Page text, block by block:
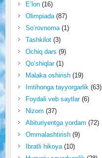
E’lon(16)
Olimpiada(87)
So‘rovnoma(1)
Tashkilot(3)
Ochiq dars (9)
Qo‘shiqlar(1)
Malaka oshirish(19)
Imtihonga tayyorgarlik(63)
Foydali veb saytlar(6)
Nizom (37)
Abituriyentga yordam (72)
Ommalashtirish(9)
Ibratli hikoya(10)